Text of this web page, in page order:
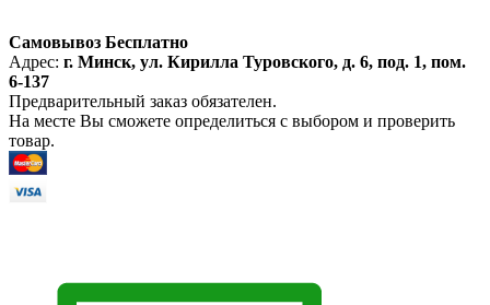
Самовывоз Бесплатно
Адрес: г. Минск, ул. Кирилла Туровского, д. 6, под. 1, пом.
6-137
Предварительный заказ обязателен.
На месте Вы сможете определиться с выбором и проверить
товар.